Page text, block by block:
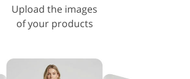
Upload the images
of your products